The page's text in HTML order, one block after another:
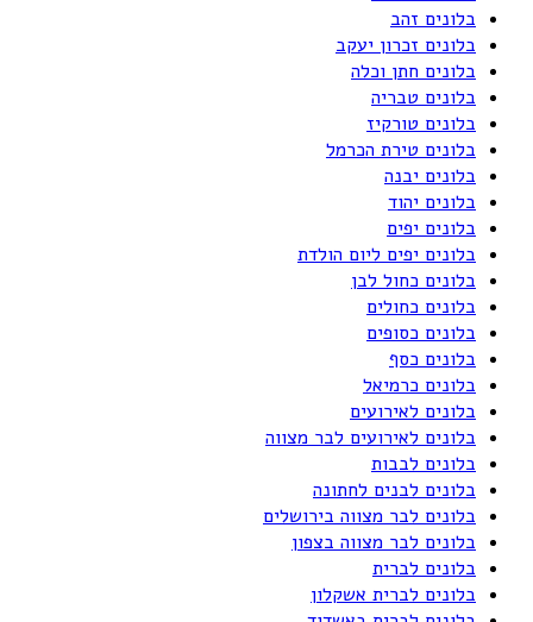
בלונים זהב
בלונים זכרון יעקב
בלונים חתן וכלה
בלונים טבריה
בלונים טורקיז
בלונים טירת הכרמל
בלונים יבנה
בלונים יהוד
בלונים יפים
בלונים יפים ליום הולדת
בלונים כחול לבן
בלונים כחולים
בלונים כסופים
בלונים כסף
בלונים כרמיאל
בלונים לאירועים
בלונים לאירועים לבר מצווה
בלונים לבבות
בלונים לבנים לחתונה
בלונים לבר מצווה בירושלים
בלונים לבר מצווה בצפון
בלונים לברית
בלונים לברית אשקלון